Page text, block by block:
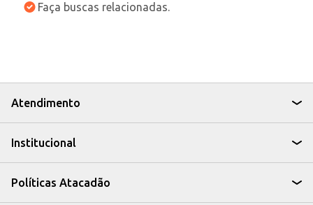
Faça buscas relacionadas.
Atendimento
Institucional
Políticas Atacadão